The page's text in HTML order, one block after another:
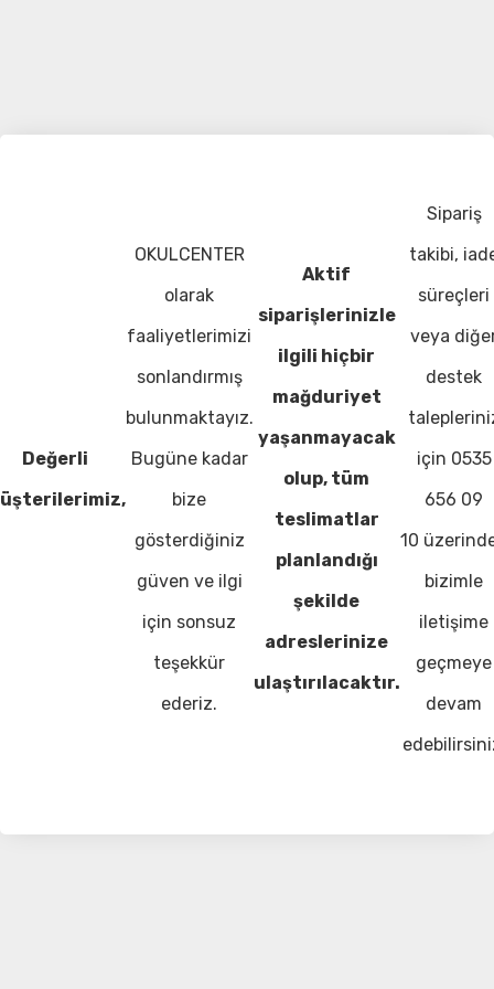
Değerli
OKULCENTER
olarak
faaliyetlerimizi
sonlandırmış
bulunmaktayız.
Bugüne kadar
bize
gösterdiğiniz
güven ve ilgi
için sonsuz
teşekkür
ederiz.
Aktif
siparişlerinizle
ilgili hiçbir
mağduriyet
yaşanmayacak
olup, tüm
teslimatlar
planlandığı
şekilde
adreslerinize
ulaştırılacaktır.
Sipariş
takibi,
süreçleri
veya
destek
için 0535
656 09
10
bizimle
iletişime
geçmeye
devam